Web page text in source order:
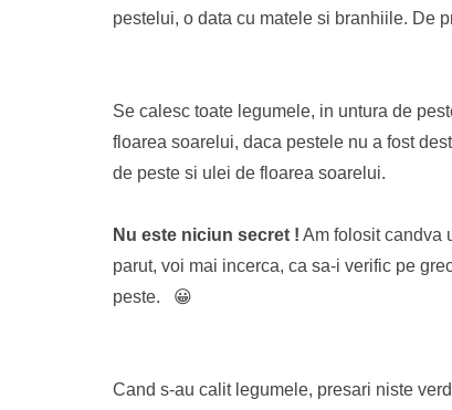
pestelui, o data cu matele si branhiile. De
Se calesc toate legumele, in untura de
floarea soarelui, daca pestele nu a fost
de peste si ulei de floarea soarelui.
Nu este niciun secret ! Am folosit candva
parut, voi mai incerca, ca sa-i verific pe
peste. 😀
Cand s-au calit legumele, presari niste